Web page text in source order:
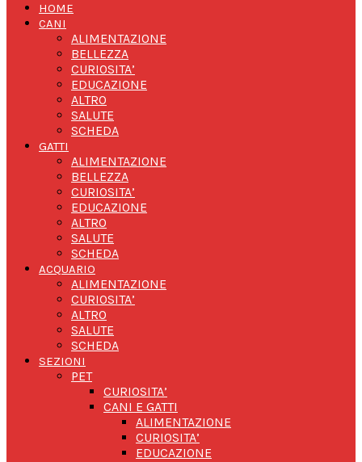
HOME
CANI
ALIMENTAZIONE
BELLEZZA
CURIOSITA’
EDUCAZIONE
ALTRO
SALUTE
SCHEDA
GATTI
ALIMENTAZIONE
BELLEZZA
CURIOSITA’
EDUCAZIONE
ALTRO
SALUTE
SCHEDA
ACQUARIO
ALIMENTAZIONE
CURIOSITA’
ALTRO
SALUTE
SCHEDA
SEZIONI
PET
CURIOSITA’
CANI E GATTI
ALIMENTAZIONE
CURIOSITA’
EDUCAZIONE